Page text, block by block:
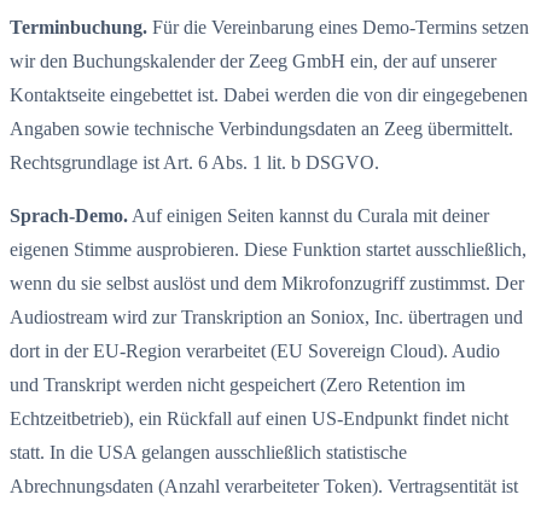
Terminbuchung. Für die Vereinbarung eines Demo-Termins setzen
wir den Buchungskalender der Zeeg GmbH ein, der auf unserer
Kontaktseite eingebettet ist. Dabei werden die von dir eingegebenen
Angaben sowie technische Verbindungsdaten an Zeeg übermittelt.
Rechtsgrundlage ist Art. 6 Abs. 1 lit. b DSGVO.
Sprach-Demo. Auf einigen Seiten kannst du Curala mit deiner
eigenen Stimme ausprobieren. Diese Funktion startet ausschließlich,
wenn du sie selbst auslöst und dem Mikrofonzugriff zustimmst. Der
Audiostream wird zur Transkription an Soniox, Inc. übertragen und
dort in der EU-Region verarbeitet (EU Sovereign Cloud). Audio
und Transkript werden nicht gespeichert (Zero Retention im
Echtzeitbetrieb), ein Rückfall auf einen US-Endpunkt findet nicht
statt. In die USA gelangen ausschließlich statistische
Abrechnungsdaten (Anzahl verarbeiteter Token). Vertragsentität ist